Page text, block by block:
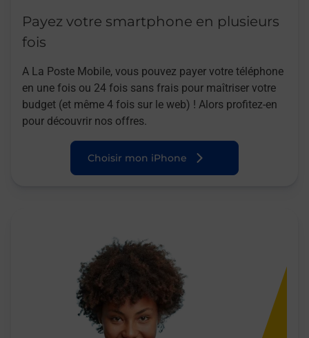
Payez votre smartphone en plusieurs
fois
A La Poste Mobile, vous pouvez payer votre téléphone
en une fois ou 24 fois sans frais pour maîtriser votre
budget (et même 4 fois sur le web) ! Alors profitez-en
pour découvrir nos offres.
Choisir mon iPhone